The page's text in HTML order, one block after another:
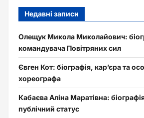
Недавні записи
Олещук Микола Миколайович:
командувача Повітряних сил
Євген Кот: біографія, кар’єра та
хореографа
Кабаєва Аліна Маратівна:
публічний статус